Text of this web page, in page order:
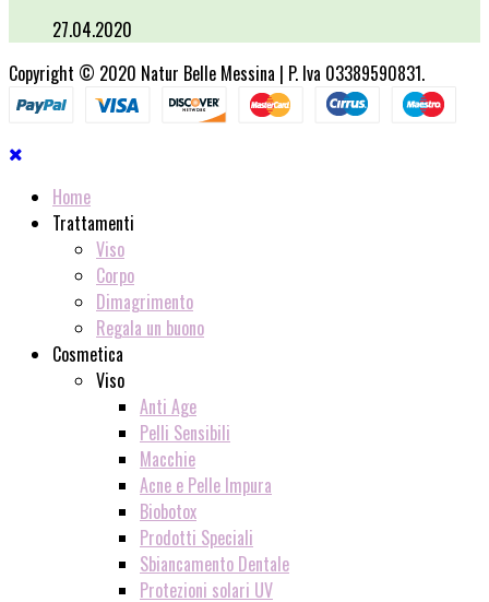
27.04.2020
Copyright © 2020 Natur Belle Messina | P. Iva 03389590831.
Home
Trattamenti
Viso
Corpo
Dimagrimento
Regala un buono
Cosmetica
Viso
Anti Age
Pelli Sensibili
Macchie
Acne e Pelle Impura
Biobotox
Prodotti Speciali
Sbiancamento Dentale
Protezioni solari UV